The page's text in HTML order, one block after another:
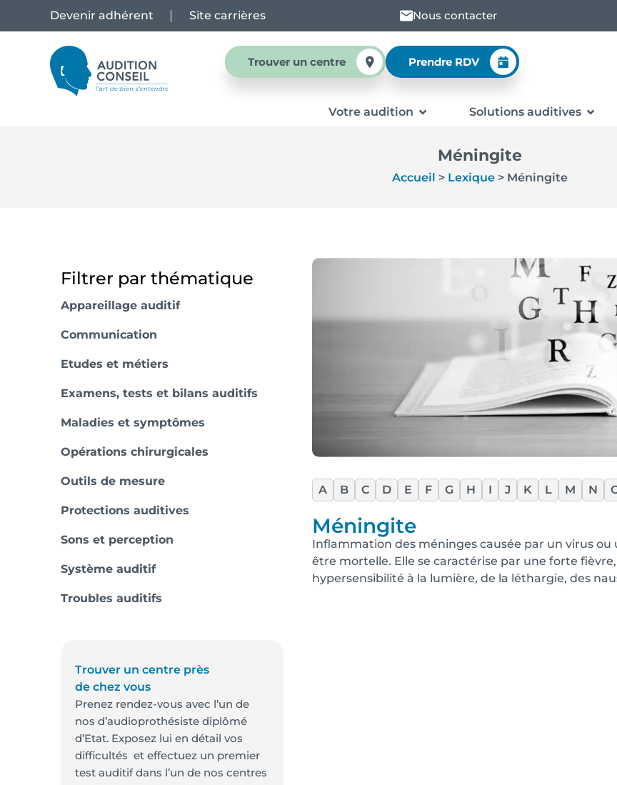
Devenir adhérent Site carrières Nous contacter
Trouver un centre Prendre RDV
Votre audition Solutions auditives
Méningite
Accueil > Lexique > Méningite
Filtrer par thématique
Appareillage auditif
Communication
Etudes et métiers
Examens, tests et bilans auditifs
Maladies et symptômes
Opérations chirurgicales
Outils de mesure
Protections auditives
Sons et perception
Système auditif
Troubles auditifs
Trouver un centre près
de chez vous
Prenez rendez-vous avec l’un de
nos d’audioprothésiste diplômé
d’Etat. Exposez lui en détail vos
difficultés et effectuez un premier
test auditif dans l’un de nos centres
A B C D E F G H I J K L M N
Méningite
Inflammation des méninges causée par un virus
être mortelle. Elle se caractérise par une forte
hypersensibilité à la lumière, de la léthargie, des